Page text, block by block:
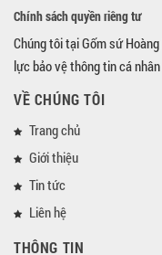
Chính sách quyền riêng tư
Chúng tôi tại Gốm sứ
lực bảo vệ thông tin cá
VỀ CHÚNG TÔI
Trang chủ
Giới thiệu
Tin tức
Liên hệ
THÔNG TIN